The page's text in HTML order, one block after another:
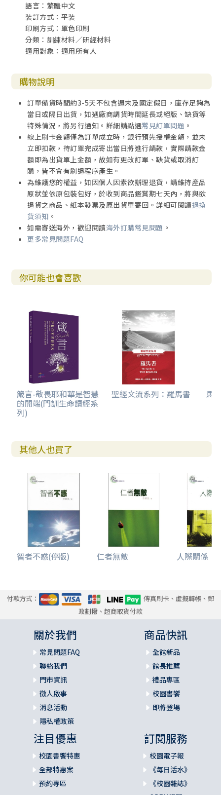
語言：繁體中文
裝訂方式：平裝
印刷方式：單色印刷
分類：訓練材料／研經材料
適用對象：適用所有人
購物說明
訂單備貨時間約3-5天不包含週末及國定假日，庫存足夠為
當日或隔日出貨，如遇廠商調貨時間延長或絕版、缺貨等
特殊情況，將另行通知。詳細請點選常見訂單問題 。
線上刷卡金額僅為訂單成立時，銀行預先授權金額，並未
立即扣款，待訂單完成寄出當日將進行請款，實際請款金
額即為出貨單上金額，故如有更改訂單、缺貨或取消訂
購，皆不會有刷退程序產生。
為維護您的權益，如因個人因素欲辦理退貨，請維持產品
原狀並依原包裝包好，於收到商品鑑賞期七天內，將與欲
退貨之商品、紙本發票及原出貨單寄回。詳細可閱讀退換
貨須知 。
如需寄送海外，歡迎閱讀海外訂購常見問題 。
更多常見問題FAQ
你可能也會喜歡
箴言-敬畏耶和華是智慧
的開端(門訓生命讀經系
列)
聖經文流系列：羅馬書 馬
其他人也買了
智者不惑(停版) 仁者無敵 人際關係
付款方式：
傳真刷卡、虛擬轉帳、郵
政劃撥、超商取貨付款
關於我們
常見問題FAQ
聯絡我們
門市資訊
徵人啟事
消息活動
隱私權政策
商品快訊
全館新品
館長推薦
禮品專區
校園書饗
即將登場
注目優惠
校園書饗特惠
全部特惠案
預約專區
訂閱服務
校園電子報
《每日活水》
《校園雜誌》